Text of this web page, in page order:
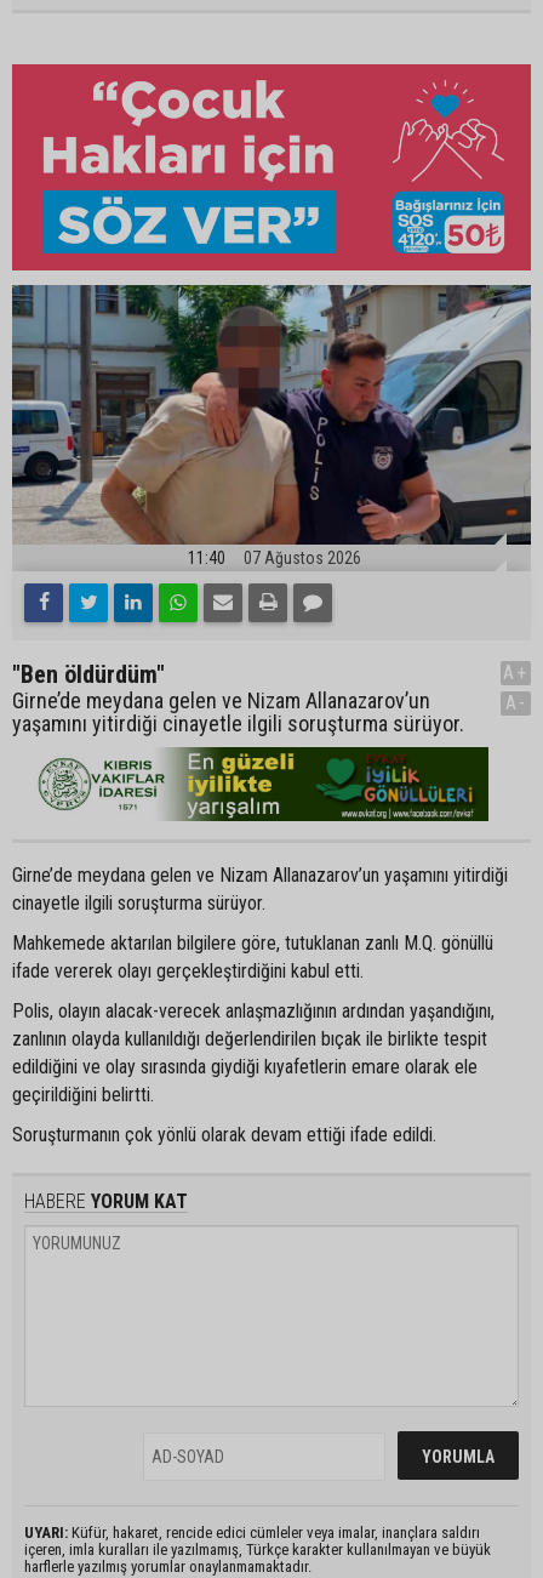
11:40 07 Ağustos 2026
"Ben öldürdüm"
Girne’de meydana gelen ve Nizam Allanazarov’un
yaşamını yitirdiği cinayetle ilgili soruşturma sürüyor.
A+
A-
Girne’de meydana gelen ve Nizam Allanazarov’un yaşamını yitirdiği
cinayetle ilgili soruşturma sürüyor.
Mahkemede aktarılan bilgilere göre, tutuklanan zanlı M.Q. gönüllü
ifade vererek olayı gerçekleştirdiğini kabul etti.
Polis, olayın alacak-verecek anlaşmazlığının ardından yaşandığını,
zanlının olayda kullanıldığı değerlendirilen bıçak ile birlikte tespit
edildiğini ve olay sırasında giydiği kıyafetlerin emare olarak ele
geçirildiğini belirtti.
Soruşturmanın çok yönlü olarak devam ettiği ifade edildi.
HABERE YORUM KAT
UYARI: Küfür, hakaret, rencide edici cümleler veya imalar, inançlara saldırı
içeren, imla kuralları ile yazılmamış, Türkçe karakter kullanılmayan ve büyük
harflerle yazılmış yorumlar onaylanmamaktadır.